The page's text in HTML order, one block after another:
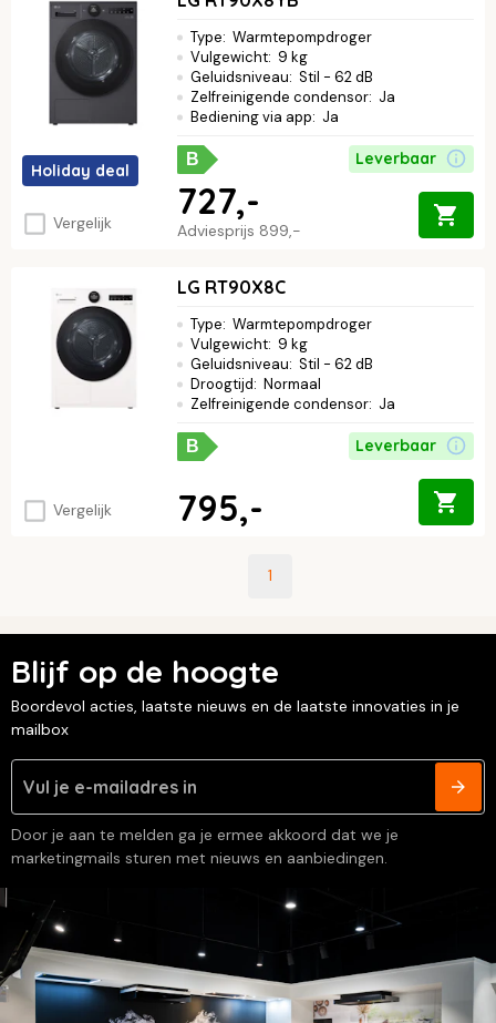
Holiday deal
Vergelijk
Type: Warmtepompdroger
Vulgewicht: 9 kg
Geluidsniveau: Stil - 62 dB
Zelfreinigende condensor: Ja
Bediening via app: Ja
B Leverbaar
Adviesprijs 899,-
727,-
Vergelijk
LG RT90X8C
Type: Warmtepompdroger
Vulgewicht: 9 kg
Geluidsniveau: Stil - 62 dB
Droogtijd: Normaal
Zelfreinigende condensor: Ja
B Leverbaar
795,-
1
Blijf op de hoogte
Boordevol acties, laatste nieuws en de laatste innovaties in je
mailbox
Door je aan te melden ga je ermee akkoord dat we je
marketingmails sturen met nieuws en aanbiedingen.